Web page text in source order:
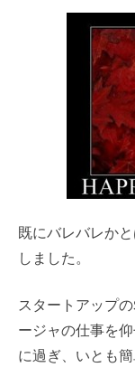
既にバレバレか
しました。
スタートアップの
ージャの仕事を
に過ぎ、いとも